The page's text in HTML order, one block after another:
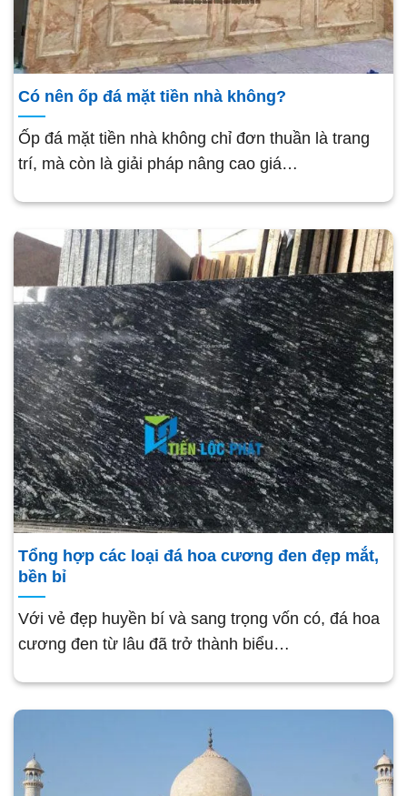
Có nên ốp đá mặt tiền nhà không?
Ốp đá mặt tiền nhà không chỉ đơn thuần là trang
trí, mà còn là giải pháp nâng cao giá…
Tổng hợp các loại đá hoa cương đen đẹp mắt,
bền bỉ
Với vẻ đẹp huyền bí và sang trọng vốn có, đá hoa
cương đen từ lâu đã trở thành biểu…